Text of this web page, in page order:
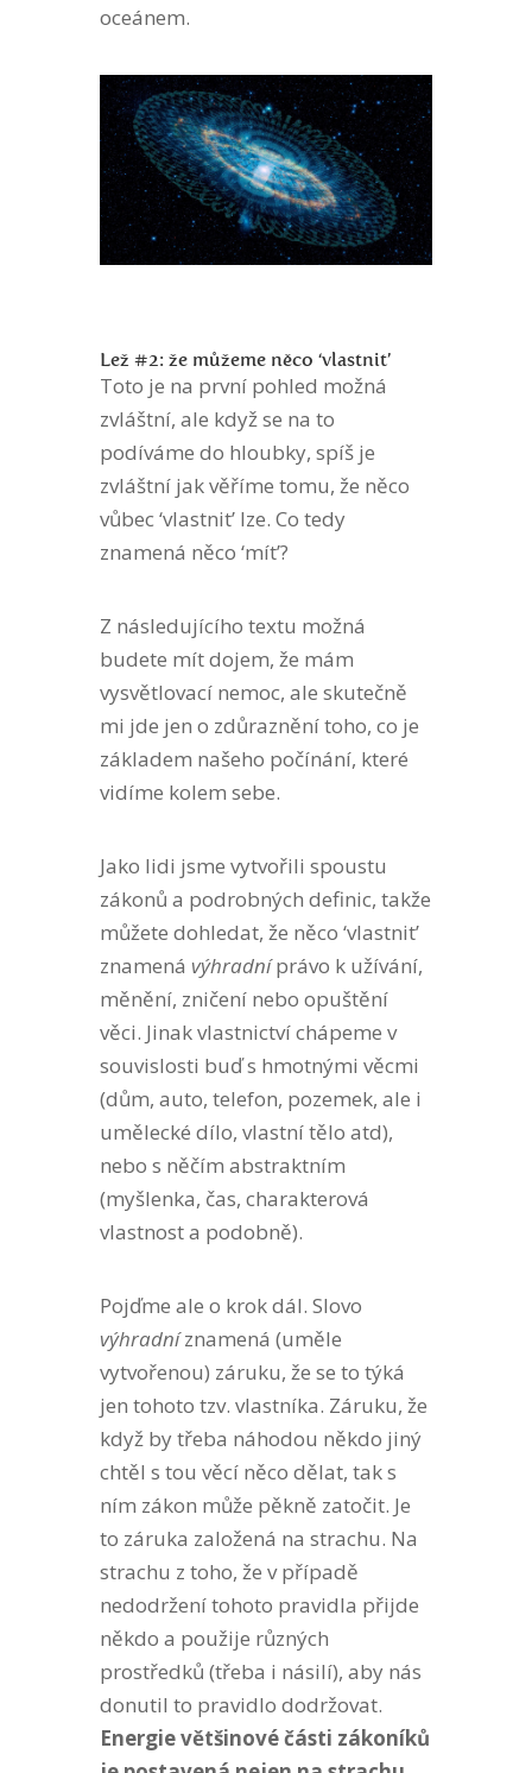
oceánem.
Lež #2: že můžeme něco ‘vlastnit’
Toto je na první pohled možná
zvláštní, ale když se na to
podíváme do hloubky, spíš je
zvláštní jak věříme tomu, že něco
vůbec ‘vlastnit’ lze. Co tedy
znamená něco ‘mít’?
Z následujícího textu možná
budete mít dojem, že mám
vysvětlovací nemoc, ale skutečně
mi jde jen o zdůraznění toho, co je
základem našeho počínání, které
vidíme kolem sebe.
Jako lidi jsme vytvořili spoustu
zákonů a podrobných definic, takže
můžete dohledat, že něco ‘vlastnit’
znamená výhradníprávo k užívání,
měnění, zničení nebo opuštění
věci. Jinak vlastnictví chápeme v
souvislosti buď s hmotnými věcmi
(dům, auto, telefon, pozemek, ale i
umělecké dílo, vlastní tělo atd),
nebo s něčím abstraktním
(myšlenka, čas, charakterová
vlastnost a podobně).
Pojďme ale o krok dál. Slovo
výhradníznamená (uměle
vytvořenou) záruku, že se to týká
jen tohoto tzv. vlastníka. Záruku, že
když by třeba náhodou někdo jiný
chtěl s tou věcí něco dělat, tak s
ním zákon může pěkně zatočit. Je
to záruka založená na strachu. Na
strachu z toho, že v případě
nedodržení tohoto pravidla přijde
někdo a použije různých
prostředků (třeba i násilí), aby nás
donutil to pravidlo dodržovat.
Energie většinové části zákoníků